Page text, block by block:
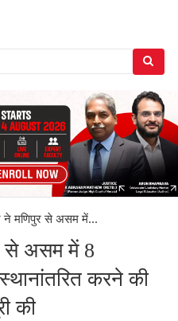
ने मणिपुर से असम में...
से असम में 8
करने की
की